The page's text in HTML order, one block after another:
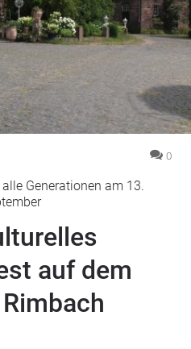
0
Generationen am 13.
auf dem